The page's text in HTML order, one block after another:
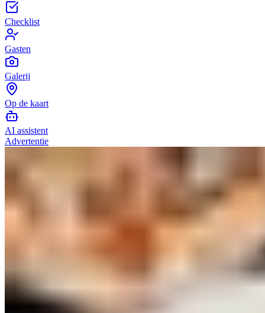
Checklist
Gasten
Galerij
Op de kaart
AI assistent
Advertentie